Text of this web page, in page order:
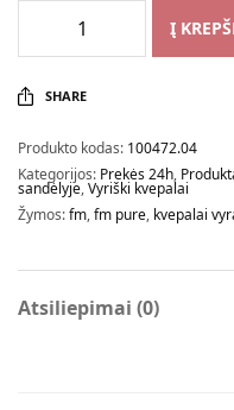
Į
SHARE
Produkto kodas: 100472.04
Kategorijos: Prekės 24h,
sandėlyje,Vyriški kvepalai
Žymos:fm,fm pure, kvepalai
Atsiliepimai (0)